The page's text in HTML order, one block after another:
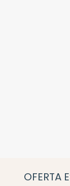
OFERTA